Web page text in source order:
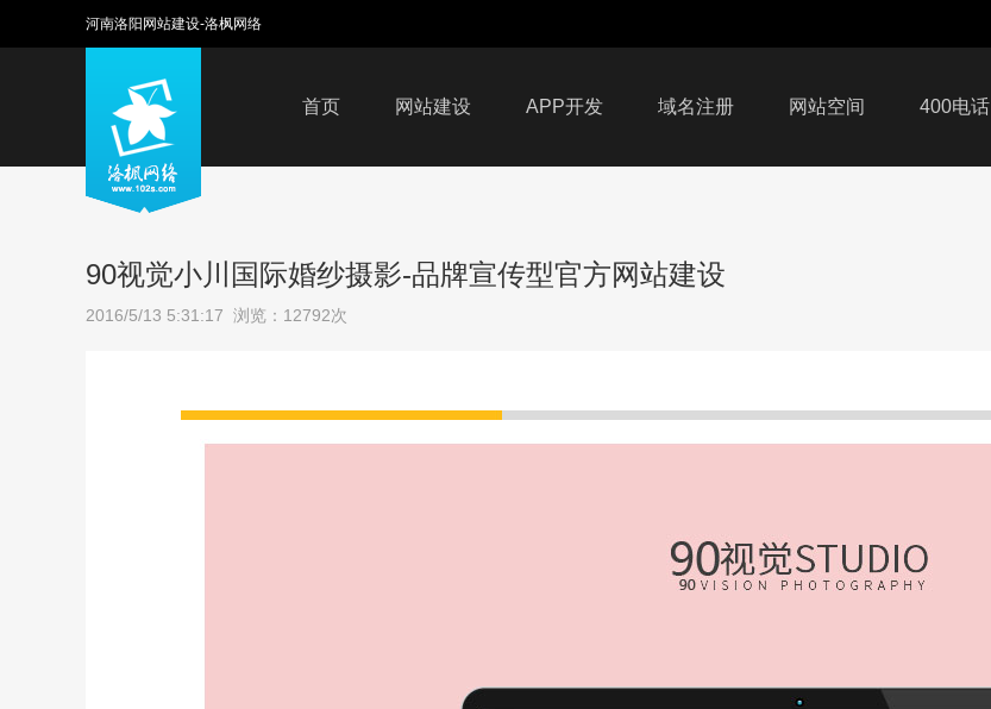
河南洛阳网站建设-洛枫网络
首页 网站建设 APP开发 域名注册 网站空间 400电话
90视觉小川国际婚纱摄影-品牌宣传型官方网站建设
2016/5/13 5:31:17 浏览：12792次